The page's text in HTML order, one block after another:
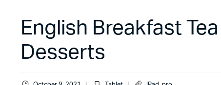
English Breakfast
Desserts